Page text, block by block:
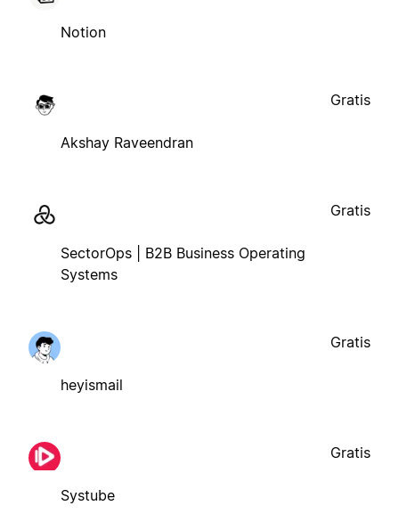
Notion
Akshay Raveendran
Gratis
SectorOps | B2B Business Operating
Systems
Gratis
heyismail
Gratis
Systube
Gratis